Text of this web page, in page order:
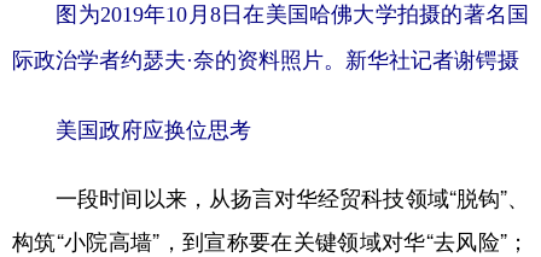
陕西 甘肃 青海 宁夏
新疆 内蒙古 黑龙江
Español Français عربى
图为2019年10月8日在美国哈佛大学拍摄的著名国
际政治学者约瑟夫·奈的资料照片。 新华社记者谢锷摄
美国政府应换位思考
一段时间以来，从扬言对华经贸科技领域“脱钩”、
构筑“小院高墙”，到宣称要在关键领域对华“去风险”；